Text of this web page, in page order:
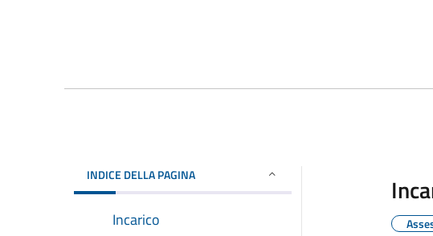
INDICE DELLA PAGINA
Incarico